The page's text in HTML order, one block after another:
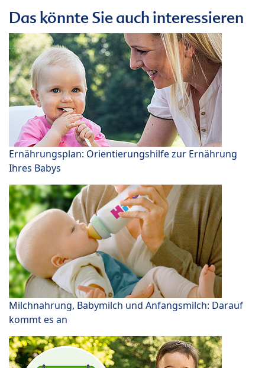
Das könnte Sie auch interessieren
Ernährungsplan: Orientierungshilfe zur Ernährung
Ihres Babys
Milchnahrung, Babymilch und Anfangsmilch: Darauf
kommt es an